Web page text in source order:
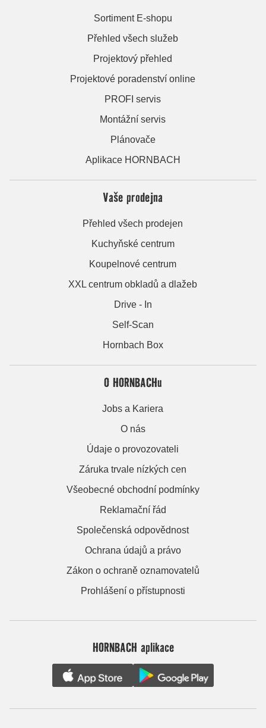
Sortiment E-shopu
Přehled všech služeb
Projektový přehled
Projektové poradenství online
PROFI servis
Montážní servis
Plánovače
Aplikace HORNBACH
Vaše prodejna
Přehled všech prodejen
Kuchyňské centrum
Koupelnové centrum
XXL centrum obkladů a dlažeb
Drive - In
Self-Scan
Hornbach Box
O HORNBACHu
Jobs a Kariera
O nás
Údaje o provozovateli
Záruka trvale nízkých cen
Všeobecné obchodní podmínky
Reklamační řád
Společenská odpovědnost
Ochrana údajů a právo
Zákon o ochraně oznamovatelů
Prohlášení o přístupnosti
HORNBACH aplikace